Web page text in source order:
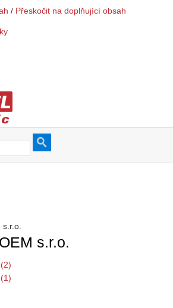
/ Přeskočit na doplňující obsah
s.r.o.